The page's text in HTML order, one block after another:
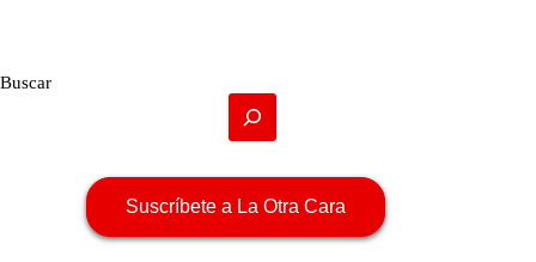
Buscar
Suscríbete a La Otra Cara